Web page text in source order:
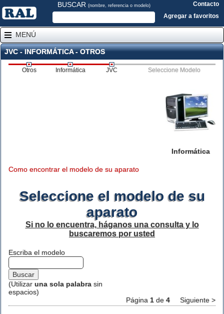
BUSCAR (nombre, referencia o modelo)
Contacto
Agregar a favoritos
MENÚ
JVC - INFORMÁTICA - OTROS
Otros Informática JVC Seleccione Modelo
Informática
Como encontrar el modelo de su aparato
Seleccione el modelo de su
aparato
Si no lo encuentra, háganos una consulta y lo
buscaremos por usted
Escriba el modelo
(Utilizar una sola palabra sin
espacios)
Página 1 de 4 Siguiente >